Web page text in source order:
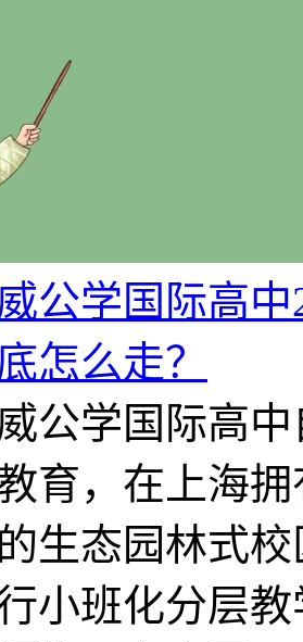
威公学国际高
怎么走？
威公学国际高
育，在上海
生态园林式
小班化分层